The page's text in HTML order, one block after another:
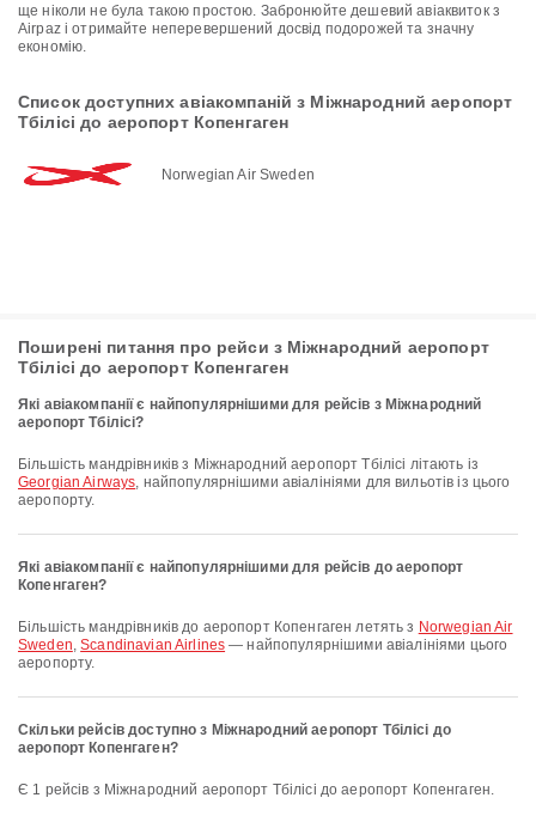
ще ніколи не була такою простою. Забронюйте дешевий авіаквиток з
Airpaz і отримайте неперевершений досвід подорожей та значну
економію.
Список доступних авіакомпаній з Міжнародний аеропорт
Тбілісі до аеропорт Копенгаген
Norwegian Air Sweden
Поширені питання про рейси з Міжнародний аеропорт
Тбілісі до аеропорт Копенгаген
Які авіакомпанії є найпопулярнішими для рейсів з Міжнародний
аеропорт Тбілісі?
Більшість мандрівників з Міжнародний аеропорт Тбілісі літають із
Georgian Airways, найпопулярнішими авіалініями для вильотів із цього
аеропорту.
Які авіакомпанії є найпопулярнішими для рейсів до аеропорт
Копенгаген?
Більшість мандрівників до аеропорт Копенгаген летять з Norwegian Air
Sweden,Scandinavian Airlines — найпопулярнішими авіалініями цього
аеропорту.
Скільки рейсів доступно з Міжнародний аеропорт Тбілісі до
аеропорт Копенгаген?
Є 1 рейсів з Міжнародний аеропорт Тбілісі до аеропорт Копенгаген.